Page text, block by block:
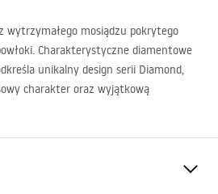
wytrzymałego mosiądzu pokrytego
Charakterystyczne diamentowe
unikalny design serii Diamond,
charakter oraz wyjątkową